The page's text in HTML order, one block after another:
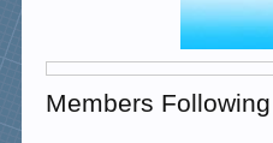
Members